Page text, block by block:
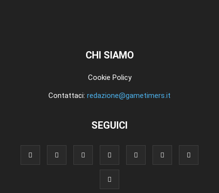
CHI SIAMO
Cookie Policy
Contattaci: redazione@gametimers.it
SEGUICI